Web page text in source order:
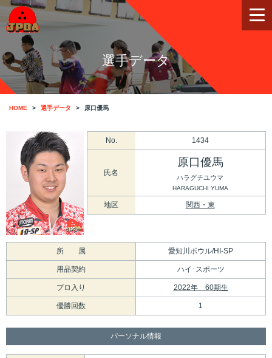
選手データ
HOME 選手データ 原口優馬
No. 1434
氏名
原口優馬
ハラグチユウマ
HARAGUCHI YUMA
地区 関西・東
所 属 愛知川ボウル/HI-SP
用品契約 ハイ･スポーツ
プロ入り 2022年 60期生
優勝回数 1
パーソナル情報